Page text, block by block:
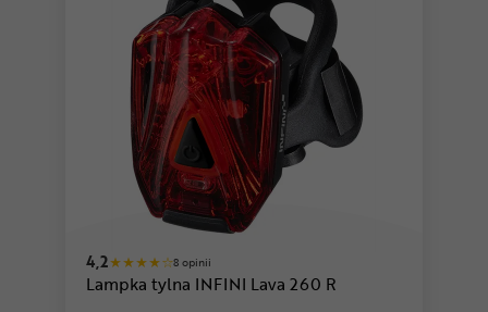
4,2 8 opinii
Lampka tylna INFINI Lava 260 R